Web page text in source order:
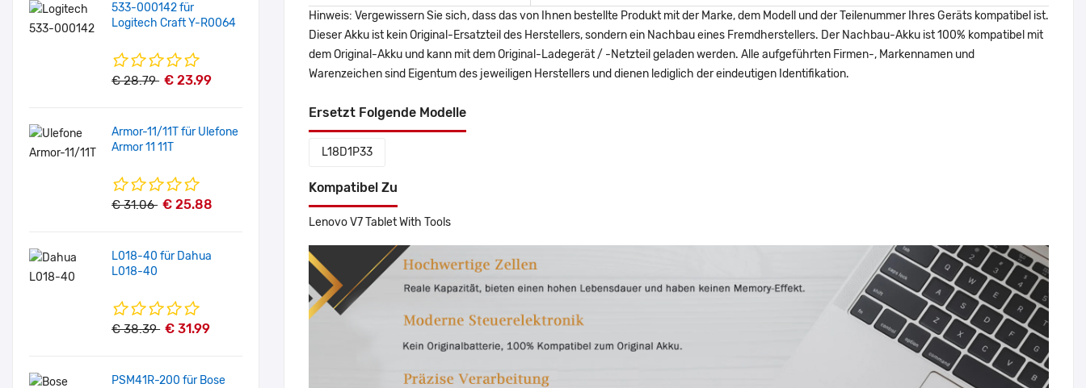
533-000142 für
Logitech Craft Y-R0064
€ 28.79 € 23.99
Armor-11/11T für Ulefone
Armor 11 11T
€ 31.06 € 25.88
L018-40 für Dahua
L018-40
€ 38.39 € 31.99
PSM41R-200 für Bose
Hinweis: Vergewissern Sie sich, dass das von Ihnen bestellte Produkt mit der Marke, dem Modell und der Teilenummer Ihres Geräts kompatibel ist.
Dieser Akku ist kein Original-Ersatzteil des Herstellers, sondern ein Nachbau eines Fremdherstellers. Der Nachbau-Akku ist 100% kompatibel mit
dem Original-Akku und kann mit dem Original-Ladegerät / -Netzteil geladen werden. Alle aufgeführten Firmen-, Markennamen und
Warenzeichen sind Eigentum des jeweiligen Herstellers und dienen lediglich der eindeutigen Identifikation.
Ersetzt Folgende Modelle
L18D1P33
Kompatibel Zu
Lenovo V7 Tablet With Tools